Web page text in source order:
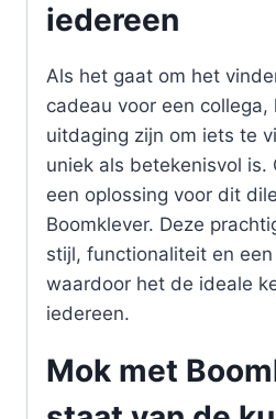
iedereen
Als het gaat om het
cadeau voor een collega,
uitdaging zijn om iets te
uniek als betekenisvol is.
een oplossing voor dit
Boomklever. Deze
stijl, functionaliteit en
waardoor het de ideale
iedereen.
Mok met